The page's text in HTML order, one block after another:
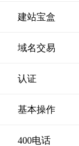
建站宝盒
域名交易
认证
基本操作
400电话